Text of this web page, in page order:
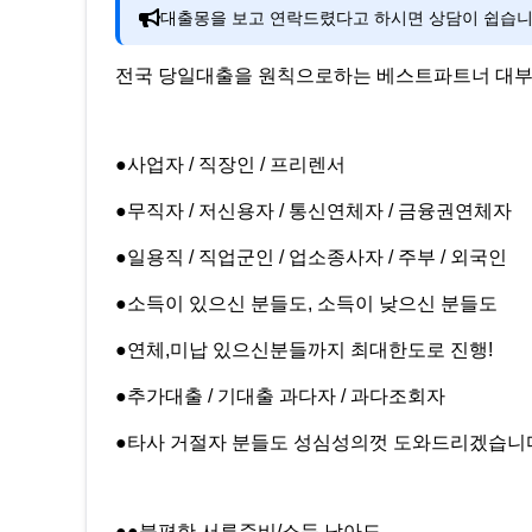
대출몽을 보고 연락드렸다고 하시면 상담이 쉽습니
전국 당일대출을 원칙으로하는 베스트파트너 대
●사업자 / 직장인 / 프리렌서
●무직자 / 저신용자 / 통신연체자 / 금융권연체자
●일용직 / 직업군인 / 업소종사자 / 주부 / 외국인
●소득이 있으신 분들도, 소득이 낮으신 분들도
●연체,미납 있으신분들까지 최대한도로 진행!
●추가대출 / 기대출 과다자 / 과다조회자
●타사 거절자 분들도 성심성의껏 도와드리겠습니